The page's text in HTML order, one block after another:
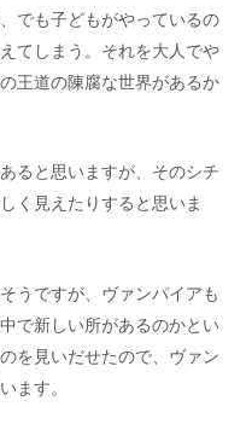
でも子どもがやっているの
てしまう。それを大人でや
王道の陳腐な世界があるか
ると思いますが、そのシチ
く見えたりすると思いま
うですが、ヴァンパイアも
で新しい所があるのかとい
を見いだせたので、ヴァン
ます。